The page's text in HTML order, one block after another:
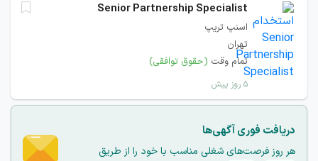
Senior Partnership Specialist
اسنپ تریپ
تهران
تمام وقت (حقوق توافقی)
۵ روز پیش
دریافت فوری آگهی‌ها
هر روز فرصت‌های شغلی مناسب با خود را از طریق